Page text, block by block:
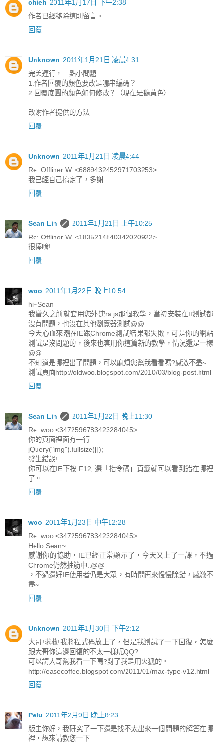
chieh 2011年1月17日 下午2:38
作者已經移除這則留言。
回覆
Unknown 2011年1月21日 凌晨4:31
完美運行，一點小問題
1.作者回覆的顏色要改是哪串編碼？
2.回覆底圖的顏色如何修改？（現在是鵝黃色）
改謝作者提供的方法
回覆
Unknown 2011年1月21日 凌晨4:44
Re: Offliner W. <6889432452971703253>
我已經自己搞定了，多謝
回覆
Sean Lin
2011年1月21日 上午10:25
Re: Offliner W. <1835214840342020922>
很棒唷!
回覆
woo 2011年1月22日 晚上10:54
hi~Sean
我蠻久之前就套用您外連ra.js那個教學，當初安裝在ff測試都
沒有問題，也沒在其他瀏覽器測試@@
今天心血來潮在IE跟Chrome測試結果都失敗，可是你的網站
測試是沒問題的，後來也套用你這篇新的教學，情況還是一樣
@@
不知道是哪裡出了問題，可以麻煩您幫我看看嗎?感激不盡~
測試頁面http://oldwoo.blogspot.com/2010/03/blog-post.html
回覆
Sean Lin
2011年1月22日 晚上11:30
Re: woo <3472596783423284045>
你的頁面裡面有一行
jQuery("img").fullsize([]);
發生錯誤!
你可以在IE下按 F12, 選「指令碼」頁籤就可以看到錯在哪裡
了。
回覆
woo 2011年1月23日 中午12:28
Re: woo <3472596783423284045>
Hello Sean~
感謝你的協助，IE已經正常顯示了，今天又上了一課，不過
Chrome仍然抽筋中..@@
，不過還好IE使用者仍是大眾，有時間再來慢慢除錯，感激不
盡~
回覆
Unknown 2011年1月30日 下午2:12
大哥!求救!我將程式碼放上了，但是我測試了一下回復，怎麼
跟大哥你這邊回復的不太一樣呢QQ?
可以請大哥幫我看一下嗎?對了我是用火狐的。
http://easecoffee.blogspot.com/2011/01/mac-type-v12.html
回覆
Pelu 2011年2月9日 晚上8:23
版主你好，我研究了一下還是找不太出來一個問題的解答在哪
裡，想來請教您一下